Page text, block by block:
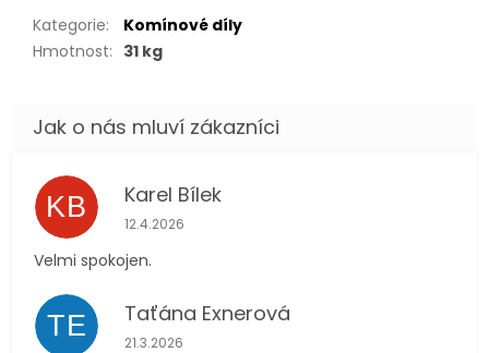
Kategorie:
Komínové díly
Hmotnost: 31 kg
KB Karel Bílek
Hodnocení obchodu je 5 z 5 hvězdiček.
12.4.2026
Velmi spokojen.
TE Taťána Exnerová
Hodnocení obchodu je 5 z 5 hvězdiček.
21.3.2026